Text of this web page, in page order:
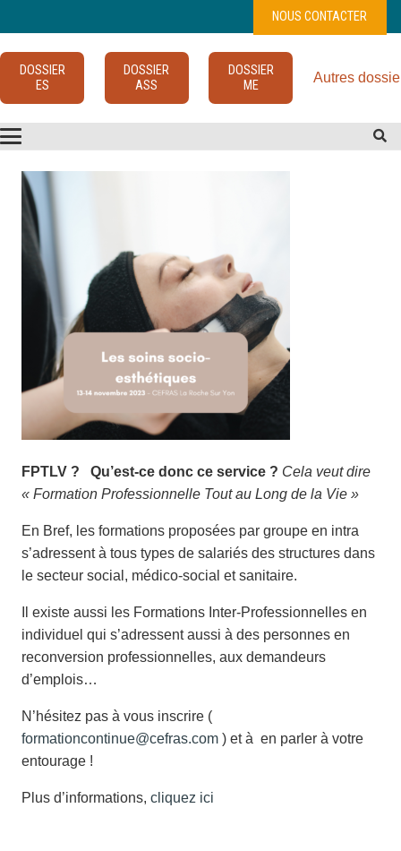
NOUS CONTACTER
DOSSIER
ES
DOSSIER
ASS
DOSSIER
ME
Autres
FPTLV ? Qu’est-ce donc ce service ? Cela veut dire
« Formation Professionnelle Tout au Long de la Vie »
En Bref, les formations proposées par groupe en intra
s’adressent à tous types de salariés des structures dans
le secteur social, médico-social et sanitaire.
Il existe aussi les Formations Inter-Professionnelles en
individuel qui s’adressent aussi à des personnes en
reconversion professionnelles, aux demandeurs
d’emplois…
N’hésitez pas à vous inscrire (
formationcontinue@cefras.com ) et à en parler à votre
entourage !
Plus d’informations, cliquez ici